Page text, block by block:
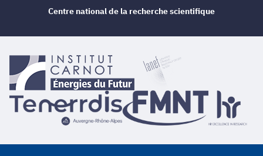
Centre national de la recherche scientifique